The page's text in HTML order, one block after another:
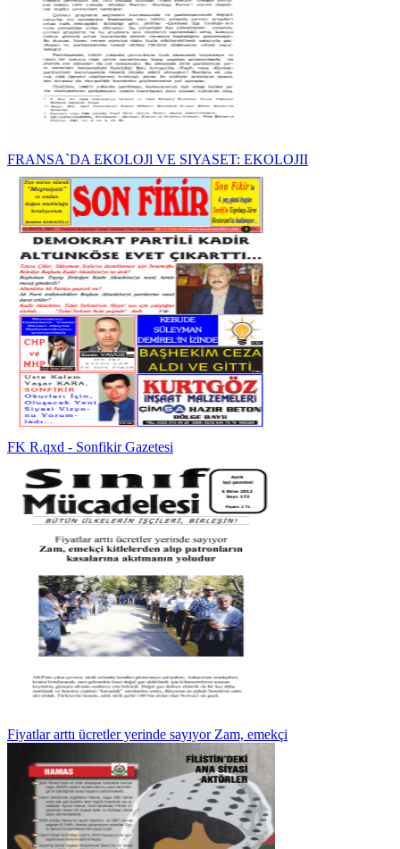
FRANSA`DA EKOLOJl VE SIYASET: EKOLOJII
FK R.qxd - Sonfikir Gazetesi
Fiyatlar arttı ücretler yerinde sayıyor Zam, emekçi